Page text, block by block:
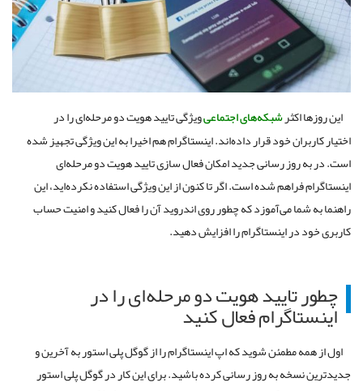
این روزها اکثرشبکه‌های اجتماعیویژگی تایید هویت دو مرحله‌ای را در
اختیار کاربران خود قرار داده‌اند. اینستاگرام هم اخیرا به این ویژگی تجهیز شده
است. در به روز رسانی جدید امکان فعال سازی تایید هویت دو مرحله‌ای
اینستاگرام فراهم شده است. اگر تا کنون از این ویژگی استفاده نکرده‌اید، این
راهنما به شما می‌آموزد که چطور روی اندروید آن را فعال کنید و امنیت حساب
کاربری خود در اینستاگرام را افزایش دهید.
چطور تایید هویت دو مرحله‌ای را در
اینستاگرام فعال کنید
اول از همه مطمئن شوید که اپ اینستاگرام را از گوگل پلی استور به آخرین و
جدیدترین نسخه به روز رسانی کرده باشید. برای این کار در گوگل پلی استور